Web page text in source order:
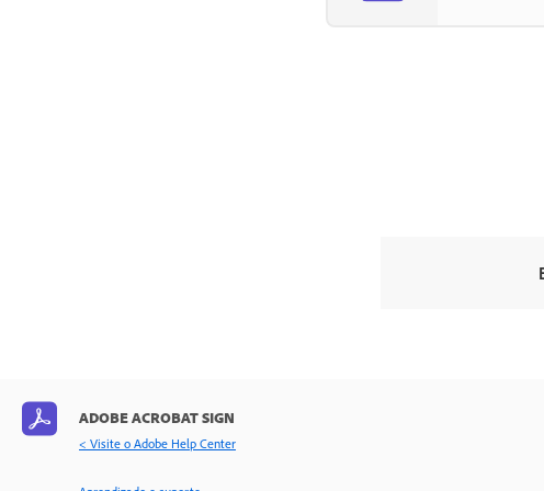
ADOBE ACROBAT SIGN
< Visite o Adobe Help Center